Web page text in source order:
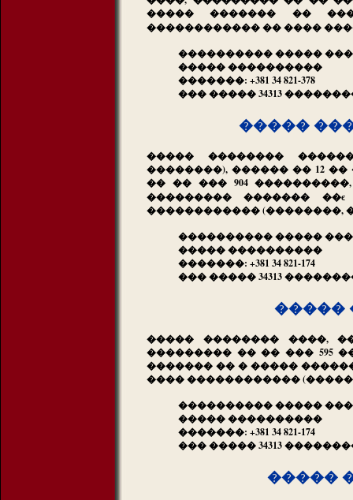
����� ������� ��
������������ �� ����
���������� �����
����� ����������
�������: +381 34 821-378
��� ����� 34313
�����
����� ��������
��������), ������ �� 12
�� �� ��� 904
��������� �������
������������ (��������,
���������� �����
����� ����������
�������: +381 34 821-174
��� ����� 34313
�����
����� �������� ����,
��������� �� �� ��� 595
������� �� � �����
���� ������������
���������� �����
����� ����������
�������: +381 34 821-174
��� ����� 34313
�����